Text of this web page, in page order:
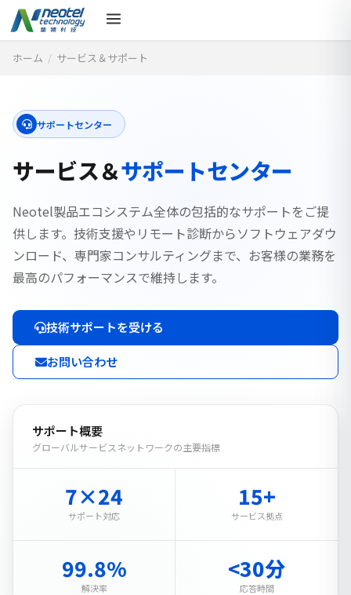
ホーム / サービス＆サポート
サポートセンター
サービス＆サポートセンター
Neotel製品エコシステム全体の包括的なサポートをご提
供します。技術支援やリモート診断からソフトウェアダウ
ンロード、専門家コンサルティングまで、お客様の業務を
最高のパフォーマンスで維持します。
技術サポートを受ける
お問い合わせ
サポート概要
グローバルサービスネットワークの主要指標
7×24
サポート対応
15+
サービス拠点
99.8%
解決率
<30分
応答時間